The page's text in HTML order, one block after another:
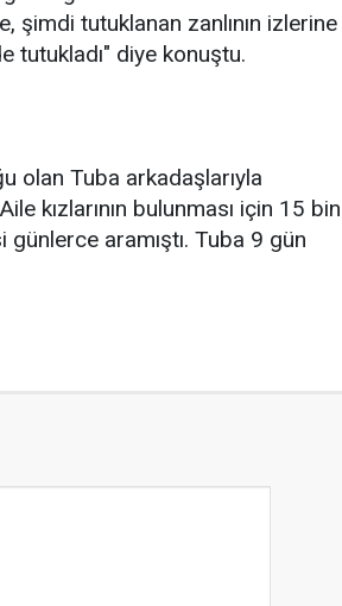
şimdi tutuklanan zanlının izlerine
tutukladı" diye konuştu.
olan Tuba arkadaşlarıyla
kızlarının bulunması için 15 bin
aramıştı. Tuba 9 gün